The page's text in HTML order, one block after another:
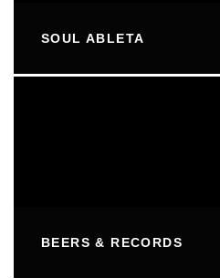
SOUL ABLETA
BEERS & RECORDS